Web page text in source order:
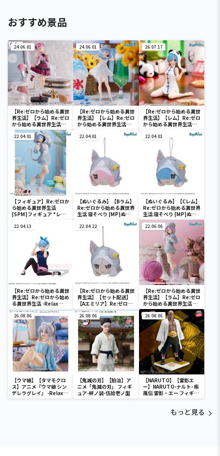
おすすめ景品
24.06.01
【Re:ゼロから始める異世
界生活】【ラム】Re:ゼロ
から始める異世界生活
Trio－Try－iT Figure
ーラム・ガーリーコーデ
24.06.01
【Re:ゼロから始める異世
界生活】【レム】Re:ゼロ
から始める異世界生活
Luminasta “レム”-に
ゃつの日-
26.07.17
【Re:ゼロから始める異世
界生活】【レム】Re:ゼロ
から始める異世界生活
Yumemirize ‐レム‐～
大熊猫～
22.04.01
【フィギュア】Re:ゼロか
ら始める異世界生活
[SPM]フィギュア “レ
22.04.01
【ぬいぐるみ】【Bラム】
Re:ゼロから始める異世界
生活 寝そべり [MP]ぬい
＆レム”-大精霊パック-
22.04.01
【ぬいぐるみ】【Cレム】
Re:ゼロから始める異世界
生活 寝そべり [MP]ぬい
ぐるみ “エミリア＆ラム
＆レム”-大精霊パック-
22.04.13
【Re:ゼロから始める異世
界生活】Re:ゼロから始め
る異世界生活 -Relax
time-レム Training
style ver.
22.04.22
【Re:ゼロから始める異世
界生活】【セット配送】
【Aエミリア】Re:ゼロか
ら始める異世界生活 寝そ
べり [MP]ぬいぐるみ “エ
ミリア＆ラム＆レム”-大
精霊パック-
22.06.06
【Re:ゼロから始める異世
界生活】【ラム】Re:ゼロ
から始める異世界生活 フ
ィギュア“ラム”-大精霊パ
ック-
26.08.06
【ウマ娘】【タマモクロ
ス】アニメ『ウマ娘 シン
デレラグレイ』 -Relax
time-タマモクロス
26.08.06
【鬼滅の刃】【狛治】ア
ニメ「鬼滅の刃」 フィギ
ュア-絆ノ装-伍拾壱ノ型
26.08.06
【NARUTO】【雷影エ
ー】NARUTO-ナルト- 疾
風伝 雷影・エー フィギュ
ア～五影集結…!!～
もっと見る